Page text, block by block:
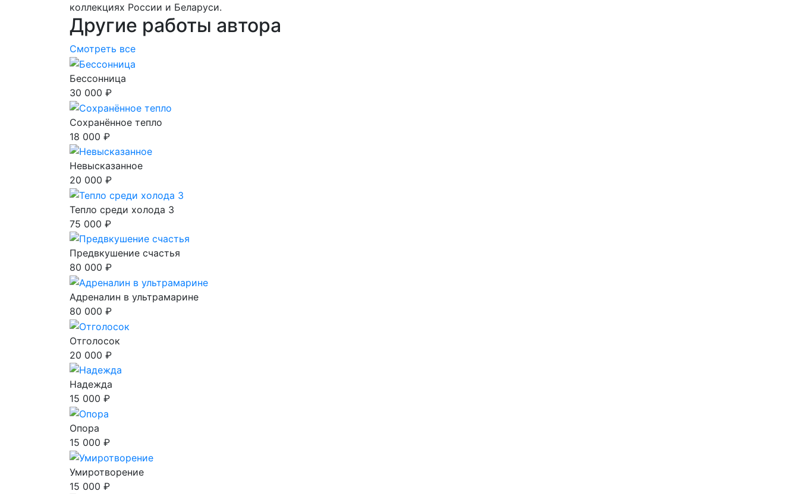
коллекциях России и Беларуси.
Другие работы автора
Смотреть все
Бессонница
30 000 ₽
Сохранённое тепло
18 000 ₽
Невысказанное
20 000 ₽
Тепло среди холода 3
75 000 ₽
Предвкушение счастья
80 000 ₽
Адреналин в ультрамарине
80 000 ₽
Отголосок
20 000 ₽
Надежда
15 000 ₽
Опора
15 000 ₽
Умиротворение
15 000 ₽